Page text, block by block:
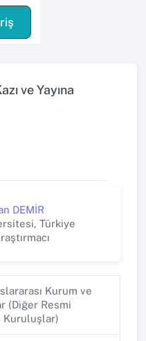
ve Yayına
DEMİR
Türkiye
Kurum ve
(Diğer Resmi
Kuruluşlar)